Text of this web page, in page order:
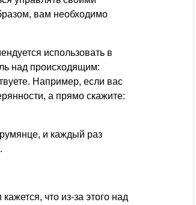
вам необходимо
использовать в
над происходящим:
Например, если вас
а прямо скажите:
и каждый раз
что из-за этого над